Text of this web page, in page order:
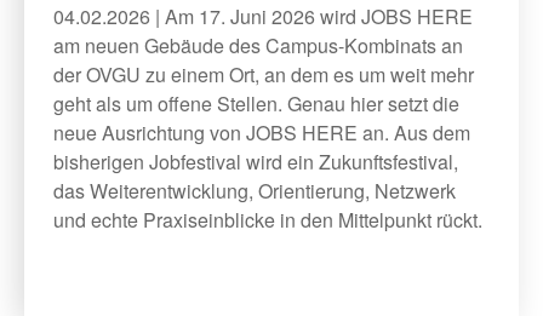
04.02.2026 | Am 17. Juni 2026 wird JOBS HERE
am neuen Gebäude des Campus-Kombinats an
der OVGU zu einem Ort, an dem es um weit mehr
geht als um offene Stellen. Genau hier setzt die
neue Ausrichtung von JOBS HERE an. Aus dem
bisherigen Jobfestival wird ein Zukunftsfestival,
das Weiterentwicklung, Orientierung, Netzwerk
und echte Praxiseinblicke in den Mittelpunkt rückt.